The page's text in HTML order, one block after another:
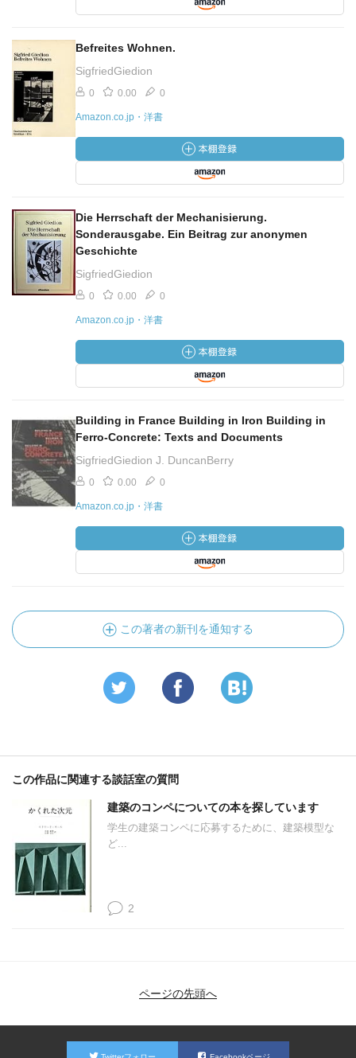
Befreites Wohnen.
SigfriedGiedion
0 0.00 0
Amazon.co.jp・洋書
Die Herrschaft der Mechanisierung.
Sonderausgabe. Ein Beitrag zur anonymen
Geschichte
SigfriedGiedion
0 0.00 0
Amazon.co.jp・洋書
Building in France Building in Iron Building in
Ferro-Concrete: Texts and Documents
SigfriedGiedion J. DuncanBerry
0 0.00 0
Amazon.co.jp・洋書
この著者の新刊を通知する
この作品に関連する談話室の質問
建築のコンペについての本を探しています
学生の建築コンペに応募するために、建築模型な
ど...
2
ページの先頭へ